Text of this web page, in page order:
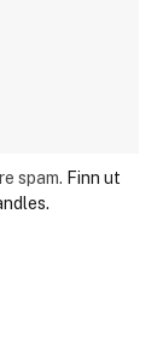
spam. Finn ut